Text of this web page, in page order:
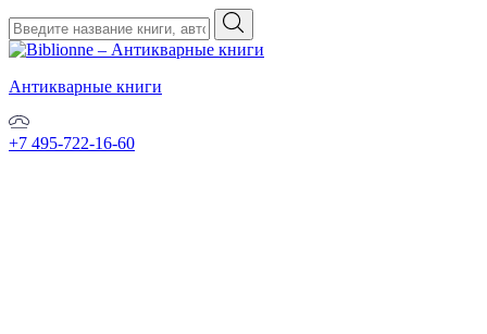
Антикварные книги
+7 495-722-16-60